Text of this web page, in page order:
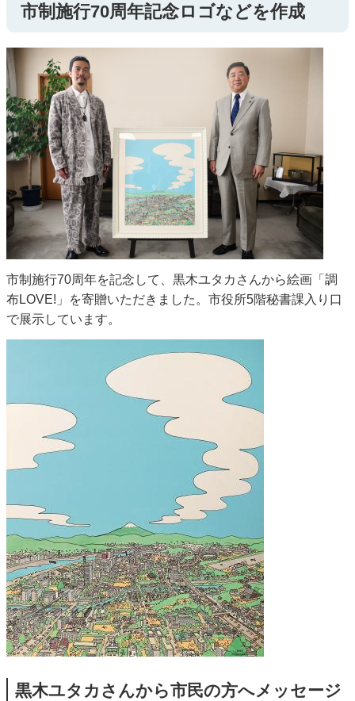
市制施行70周年記念ロゴなどを作成
市制施行70周年を記念して、黒木ユタカさんから絵画「調
布LOVE!」を寄贈いただきました。市役所5階秘書課入り口
で展示しています。
黒木ユタカさんから市民の方へメッセージ